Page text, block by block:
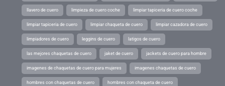
llavero de cuero limpieza de cuero coche limpiar tapiceria de cuero coche
limpiar tapiceria de cuero limpiar chaqueta de cuero limpiar cazadora de cuero
limpiadores de cuero leggins de cuero latigos de cuero
las mejores chaquetas de cuero jaket de cuero jackets de cuero para hombre
imagenes de chaquetas de cuero para mujeres imagenes chaquetas de cuero
hombres con chaquetas de cuero hombres con chaqueta de cuero